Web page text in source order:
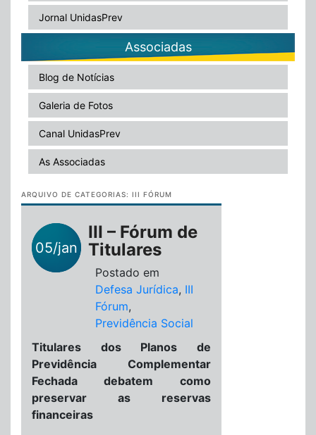
Jornal UnidasPrev
Associadas
Blog de Notícias
Galeria de Fotos
Canal UnidasPrev
As Associadas
ARQUIVO DE CATEGORIAS: III FÓRUM
05/jan
III – Fórum de
Titulares
Postado em
Defesa Jurídica, III
Fórum,
Previdência Social
Titulares dos Planos de
Previdência Complementar
Fechada debatem como
preservar as reservas
financeiras